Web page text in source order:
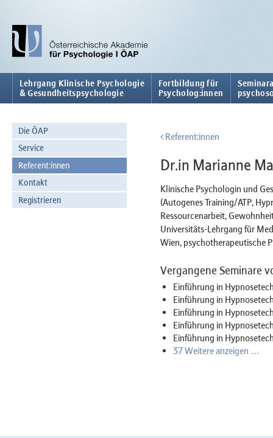
Lehrgang Klinische Psychologie
& Gesundheitspsychologie
Fortbildung für
Psycholog:innen
Die ÖAP
Service
Referent:innen
Kontakt
Registrieren
Referent:innen
Dr.in Marianne
Klinische Psychologin und
(Autogenes Training/ATP,
Ressourcenarbeit,
Universitäts-Lehrgang für
Wien, psychotherapeutische
Vergangene Seminare
Einführung in
Einführung in
Einführung in
Einführung in
Einführung in
37 Weitere anzeigen …